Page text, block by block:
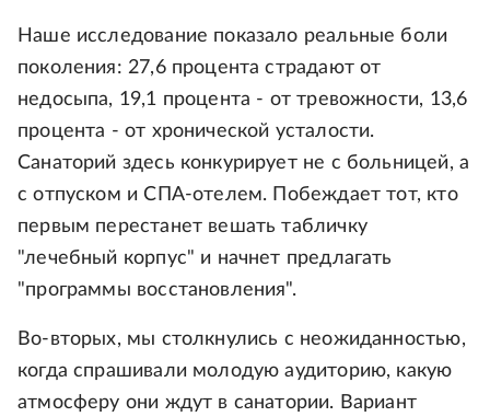
Наше исследование показало реальные боли
поколения: 27,6 процента страдают от
недосыпа, 19,1 процента - от тревожности, 13,6
процента - от хронической усталости.
Санаторий здесь конкурирует не с больницей, а
с отпуском и СПА-отелем. Побеждает тот, кто
первым перестанет вешать табличку
"лечебный корпус" и начнет предлагать
"программы восстановления".
Во-вторых, мы столкнулись с неожиданностью,
когда спрашивали молодую аудиторию, какую
атмосферу они ждут в санатории. Вариант